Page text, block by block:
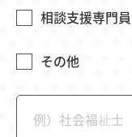
相談支援専門員
その他